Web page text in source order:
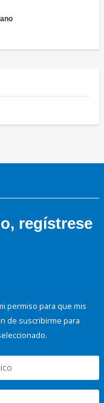
regístrese
permiso para que mis
de suscribirme para